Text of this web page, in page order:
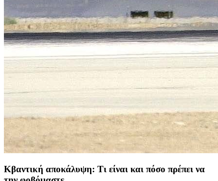
Κβαντική αποκάλυψη: Τι είναι και πόσο πρέπει να